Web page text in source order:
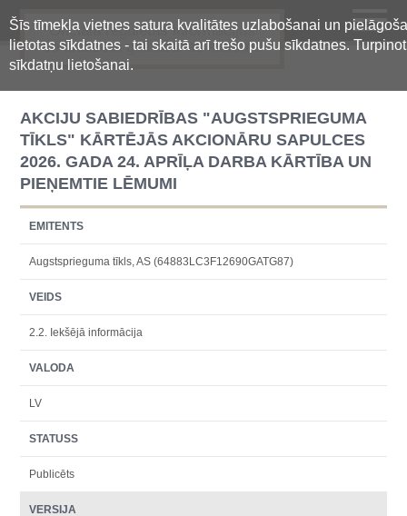
Šīs tīmekļa vietnes satura kvalitātes uzlabošanai un
lietotas sīkdatnes - tai skaitā arī trešo pušu sīkdatnes.
sīkdatņu lietošanai.
Oficiālā regulētās informācijas
centralizētā glabāšanas sistēma
AKCIJU SABIEDRĪBAS "AUGSTSPRIEGUMA
TĪKLS" KĀRTĒJĀS AKCIONĀRU SAPULCES
2026. GADA 24. APRĪĻA DARBA KĀRTĪBA UN
PIEŅEMTIE LĒMUMI
EMITENTS
Augstsprieguma tīkls, AS (64883LC3F12690GATG87)
VEIDS
2.2. Iekšējā informācija
VALODA
LV
STATUSS
Publicēts
VERSIJA